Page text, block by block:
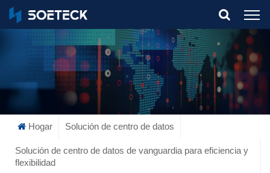
What Are You Looking For?
Hogar Solución de centro de datos
Solución de centro de datos de vanguardia para eficiencia y
flexibilidad